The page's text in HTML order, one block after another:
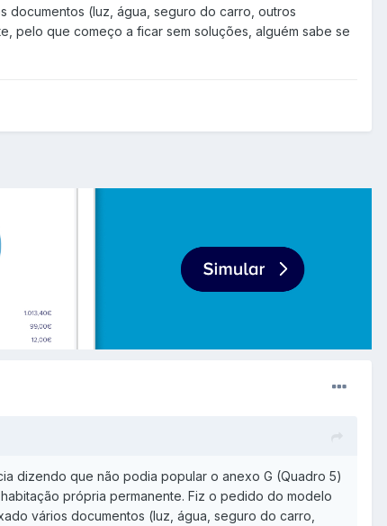
documentos (luz, água, seguro do carro, outros
pelo que começo a ficar sem soluções, alguém sabe se
dizendo que não podia popular o anexo G (Quadro 5)
própria permanente. Fiz o pedido do modelo
vários documentos (luz, água, seguro do carro,